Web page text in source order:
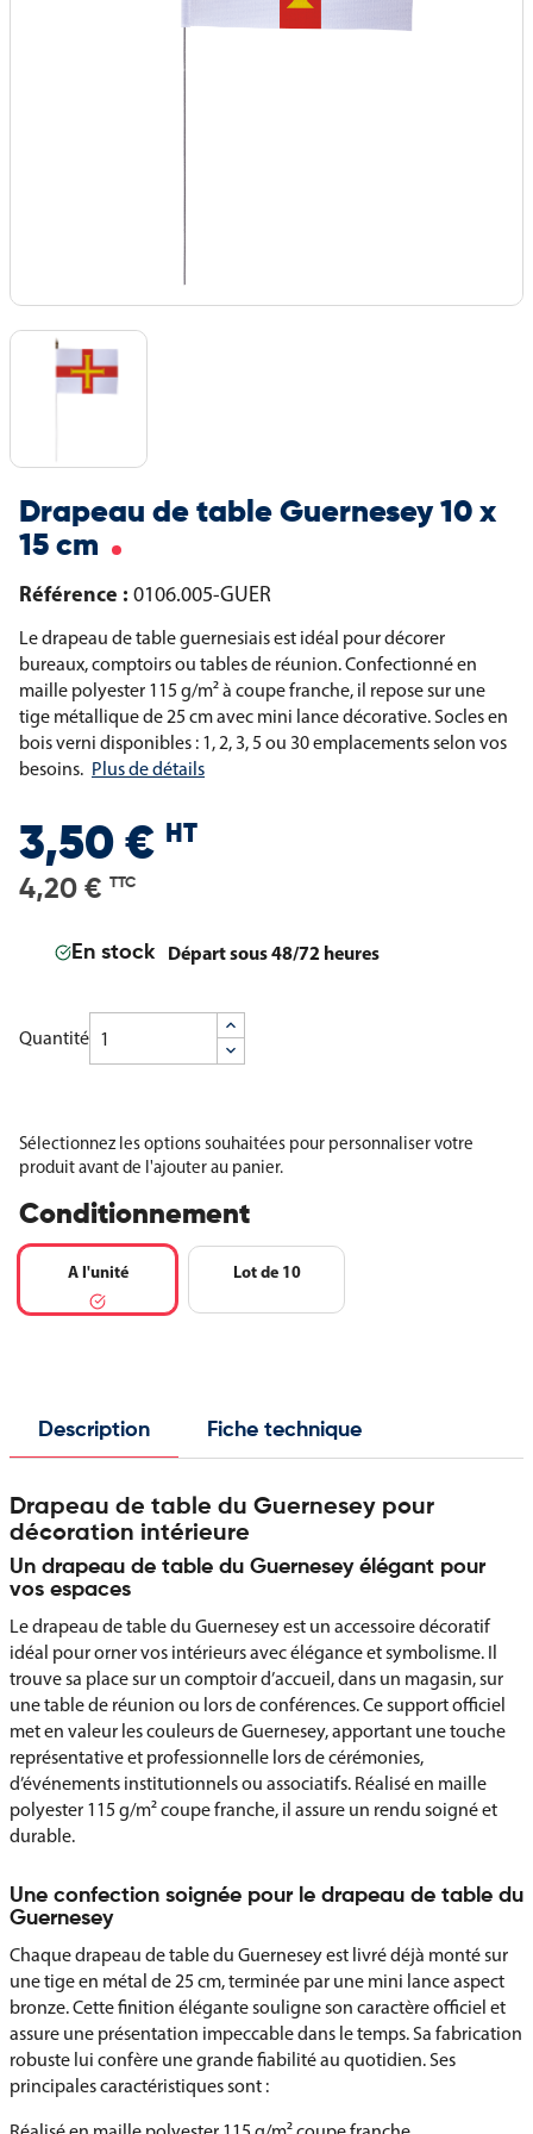
Drapeau de table Guernesey 10 x
15 cm
Référence : 0106.005-GUER
Le drapeau de table guernesiais est idéal pour décorer
bureaux, comptoirs ou tables de réunion. Confectionné en
maille polyester 115 g/m² à coupe franche, il repose sur une
tige métallique de 25 cm avec mini lance décorative. Socles en
bois verni disponibles : 1, 2, 3, 5 ou 30 emplacements selon vos
besoins. Plus de détails
3,50 € HT
4,20 € TTC
En stock Départ sous 48/72 heures
Quantité
Sélectionnez les options souhaitées pour personnaliser votre
produit avant de l'ajouter au panier.
Conditionnement
A l'unité Lot de 10
Description Fiche technique
Drapeau de table du Guernesey pour
décoration intérieure
Un drapeau de table du Guernesey élégant pour
vos espaces
Le drapeau de table du Guernesey est un accessoire décoratif
idéal pour orner vos intérieurs avec élégance et symbolisme. Il
trouve sa place sur un comptoir d’accueil, dans un magasin, sur
une table de réunion ou lors de conférences. Ce support officiel
met en valeur les couleurs de Guernesey, apportant une touche
représentative et professionnelle lors de cérémonies,
d’événements institutionnels ou associatifs. Réalisé en maille
polyester 115 g/m² coupe franche, il assure un rendu soigné et
durable.
Une confection soignée pour le drapeau de table du
Guernesey
Chaque drapeau de table du Guernesey est livré déjà monté sur
une tige en métal de 25 cm, terminée par une mini lance aspect
bronze. Cette finition élégante souligne son caractère officiel et
assure une présentation impeccable dans le temps. Sa fabrication
robuste lui confère une grande fiabilité au quotidien. Ses
principales caractéristiques sont :